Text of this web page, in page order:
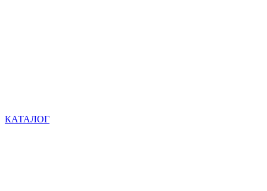
КАТАЛОГ